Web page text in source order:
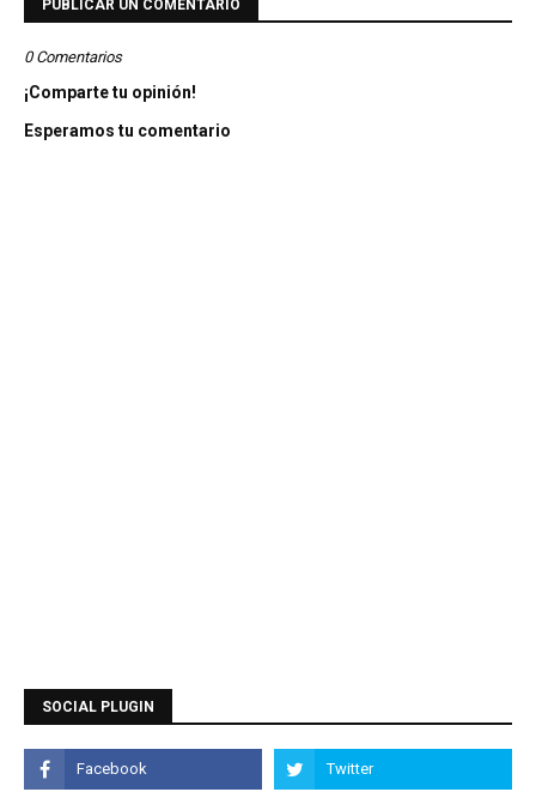
PUBLICAR UN COMENTARIO
0 Comentarios
¡Comparte tu opinión!
Esperamos tu comentario
SOCIAL PLUGIN